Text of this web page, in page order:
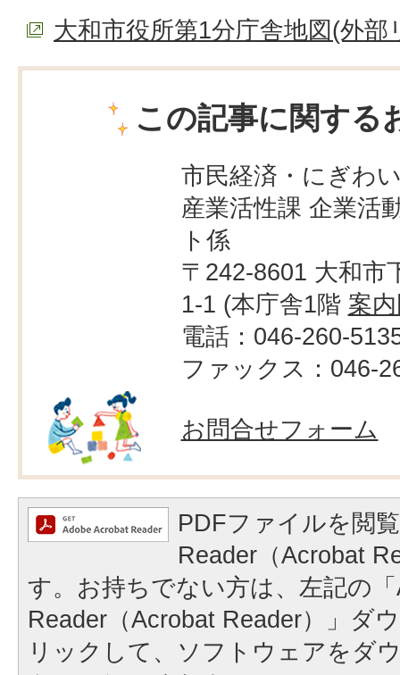
大和市役所第1分庁舎地図(外部
この記事に関する
市民経済・にぎわ
産業活性課 企業活
ト係
〒242-8601 大和市
1-1 (本庁舎1階 案
電話：046-260-
ファックス：046-
お問合せフォーム
PDFファイルを閲
Reader（Acrobat
す。お持ちでない方は、左記の
Reader（Acrobat Reader）」ダ
リックして、ソフトウェアをダ